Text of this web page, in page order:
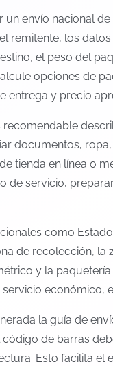
un envío nacional
remitente, los
el peso del
opciones de
entrega y precio
recomendable
documentos,
tienda en línea o
de servicio,
como
de recolección, la
y la
económico,
la guía de
código de barras
Esto facilita el